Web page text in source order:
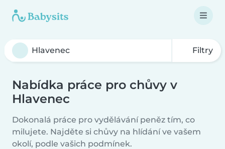
Filtry
Nabídka práce pro chůvy v
Hlavenec
Dokonalá práce pro vydělávání peněz tím, co
milujete. Najděte si chůvy na hlídání ve vašem
okolí, podle vašich podmínek.